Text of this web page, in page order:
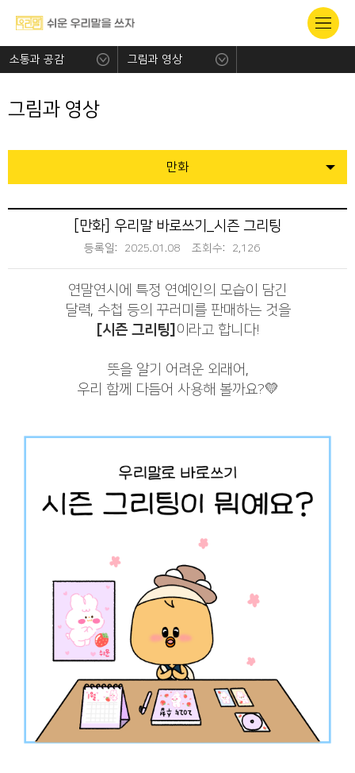
소통과 공감 그림과 영상
그림과 영상
만화
[만화] 우리말 바로쓰기_시즌 그리팅
등록일: 2025.01.08 조회수: 2,126
연말연시에 특정 연예인의 모습이 담긴
달력, 수첩 등의 꾸러미를 판매하는 것을
[시즌 그리팅] 이라고 합니다!
뜻을 알기 어려운 외래어,
우리 함께 다듬어 사용해 볼까요?💛